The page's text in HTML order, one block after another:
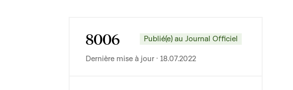
8006 Publié(e) au Journal Officiel
Dernière mise à jour · 18.07.2022